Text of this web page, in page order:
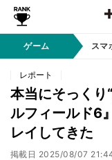
ゲーム
コンソールゲーム スマ
レポート
本当にそっくり
ルフィールド6
レイしてきた
掲載日 2025/08/07